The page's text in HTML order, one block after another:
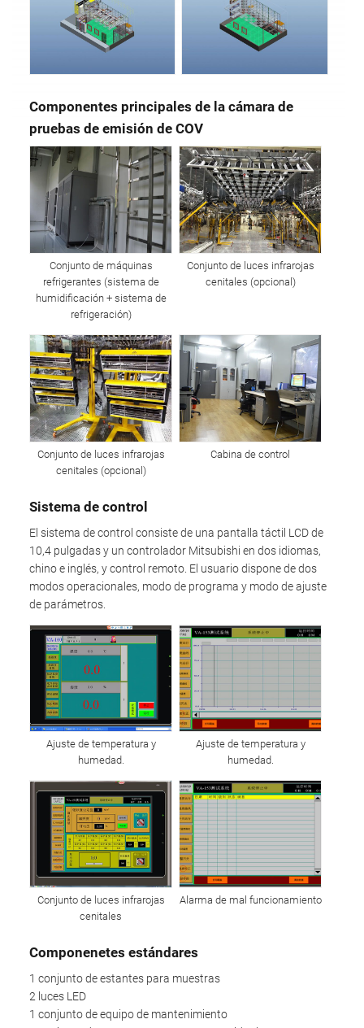
Componentes principales de la cámara de
pruebas de emisión de COV
Conjunto de máquinas
refrigerantes (sistema de
humidificación + sistema de
refrigeración)
Conjunto de luces infrarojas
cenitales (opcional)
Conjunto de luces infrarojas
cenitales (opcional)
Cabina de control
Sistema de control
El sistema de control consiste de una pantalla táctil LCD de
10,4 pulgadas y un controlador Mitsubishi en dos idiomas,
chino e inglés, y control remoto. El usuario dispone de dos
modos operacionales, modo de programa y modo de ajuste
de parámetros.
Ajuste de temperatura y
humedad.
Ajuste de temperatura y
humedad.
Conjunto de luces infrarojas
cenitales
Alarma de mal funcionamiento
Componenetes estándares
1 conjunto de estantes para muestras
2 luces LED
1 conjunto de equipo de mantenimiento